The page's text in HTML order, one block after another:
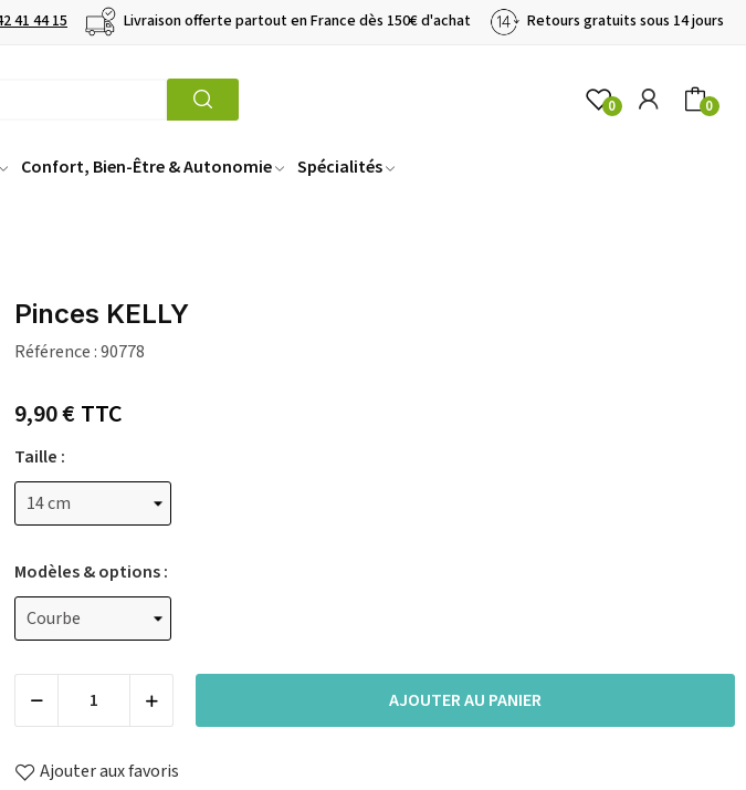
41 44 15 Livraison offerte partout en France dès 150€ d'achat Retours gratuits sous 14 jours
0 0
Confort, Bien-Être & Autonomie Spécialités
Pinces KELLY
Référence :90778
9,90 €TTC
Taille :
Modèles & options :
AJOUTER AU PANIER
Ajouter aux favoris